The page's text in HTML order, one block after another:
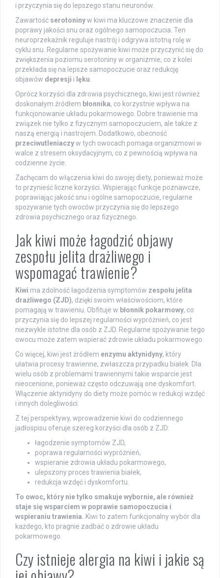
i przyczynia się do lepszego stanu neuronów.
Zawartość serotoninyw kiwi ma kluczowe znaczenie dla
poprawy jakości snu oraz ogólnego samopoczucia. Ten
neuroprzekaźnik reguluje nastrój i odgrywa istotną rolę w
cyklu snu. Regularne spożywanie kiwi może przyczynić się do
zwiększenia poziomu serotoniny w organizmie, co z kolei
przekłada się na lepsze samopoczucie oraz redukcję
objawów depresji i lęku
Oprócz korzyści dla zdrowia psychicznego, kiwi jest również
doskonałym źródłem błonnika, co korzystnie wpływa na
funkcjonowanie układu pokarmowego. Dobre trawienie ma
związek nie tylko z fizycznym samopoczuciem, ale także z
naszą energią i nastrojem. Dodatkowo, obecność
przeciwutleniaczyw tych owocach pomaga organizmowi w
walce z stresem oksydacyjnym, co z pewnością wpływa na
codzienne życie.
Zachęcam do włączenia kiwi do swojej diety, ponieważ może
to przynieść liczne korzyści. Wspierając funkcje poznawcze,
poprawiając jakość snu i ogólne samopoczucie, regularne
spożywanie tych owoców przyczynia się do lepszego
zdrowia psychicznego oraz fizycznego.
Jak kiwi może łagodzić objawy
zespołu jelita drażliwego i
wspomagać trawienie?
Kiwi ma zdolność łagodzenia symptomów zespołu jelita
drażliwego (ZJD), dzięki swoim właściwościom, które
pomagają w trawieniu. Obfituje w błonnik pokarmowy, co
przyczynia się do lepszej regularności wypróżnień, co jest
niezwykle istotne dla osób z ZJD. Regularne spożywanie tego
owocu może zatem wspierać zdrowie układu pokarmowego.
Co więcej, kiwi jest źródłem enzymu aktynidyny, który
ułatwia procesy trawienne, zwłaszcza przypadku białek. Dla
wielu osób z problemami trawiennymi takie wsparcie jest
nieocenione, ponieważ często odczuwają one dyskomfort.
Włączenie aktynidyny do diety może pomóc w redukcji wzdęć
i innych dolegliwości.
Z tej perspektywy, wprowadzenie kiwi do codziennego
jadłospisu oferuje szereg korzyści dla osób z ZJD:
łagodzenie symptomów ZJD,
poprawa regularności wypróżnień,
wspieranie zdrowia układu pokarmowego,
ulepszony proces trawienia białek,
redukcja wzdęć i dyskomfortu.
To owoc, który nie tylko smakuje wybornie, ale również
staje się wsparciem w poprawie samopoczucia i
wspieraniu trawienia. Kiwi to zatem funkcjonalny wybór dla
każdego, kto pragnie zadbać o zdrowie układu
pokarmowego.
Czy istnieje alergia na kiwi i jakie są